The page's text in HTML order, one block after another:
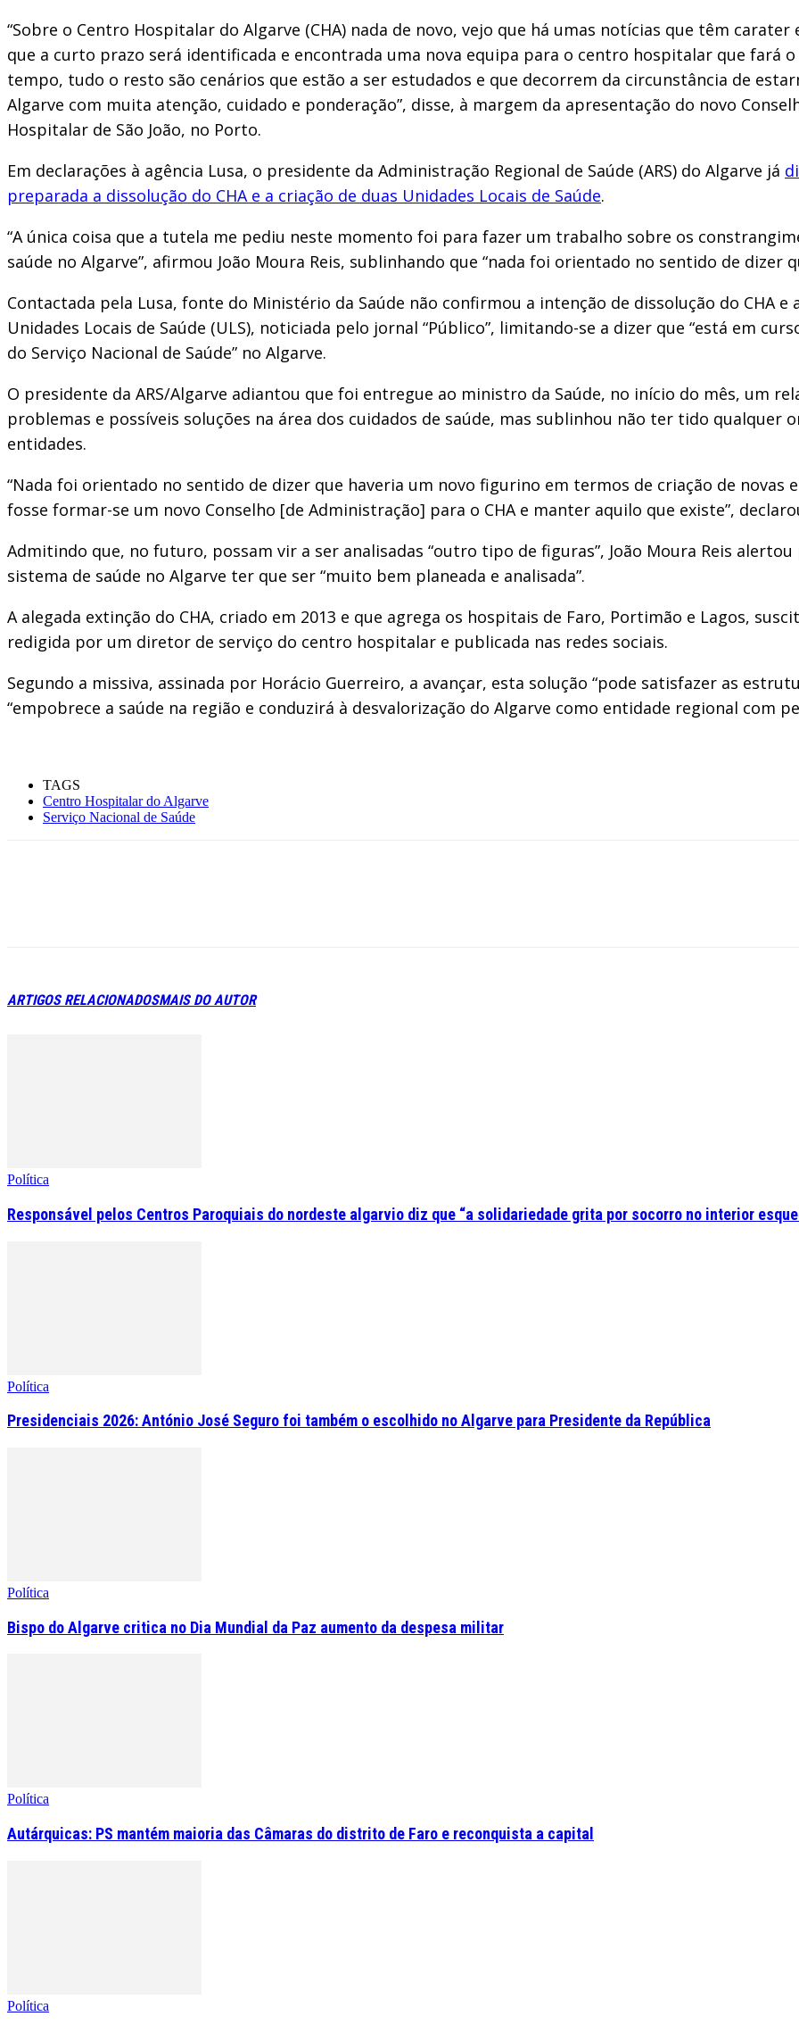
“Sobre o Centro Hospitalar do Algarve (CHA) nada de novo, vejo que há umas notícias que têm
que a curto prazo será identificada e encontrada uma nova equipa para o centro hospitalar que fará
tempo, tudo o resto são cenários que estão a ser estudados e que decorrem da circunstância de
Algarve com muita atenção, cuidado e ponderação”, disse, à margem da apresentação do novo
Hospitalar de São João, no Porto.
Em declarações à agência Lusa, o presidente da Administração Regional de Saúde (ARS) do Algarve já
preparada a dissolução do CHA e a criação de duas Unidades Locais de Saúde.
“A única coisa que a tutela me pediu neste momento foi para fazer um trabalho sobre os
saúde no Algarve”, afirmou João Moura Reis, sublinhando que “nada foi orientado no sentido de dizer
Contactada pela Lusa, fonte do Ministério da Saúde não confirmou a intenção de dissolução do CHA
Unidades Locais de Saúde (ULS), noticiada pelo jornal “Público”, limitando-se a dizer que “está em
do Serviço Nacional de Saúde” no Algarve.
O presidente da ARS/Algarve adiantou que foi entregue ao ministro da Saúde, no início do mês, um
problemas e possíveis soluções na área dos cuidados de saúde, mas sublinhou não ter tido qualquer
entidades.
“Nada foi orientado no sentido de dizer que haveria um novo figurino em termos de criação de
fosse formar-se um novo Conselho [de Administração] para o CHA e manter aquilo que existe”,
Admitindo que, no futuro, possam vir a ser analisadas “outro tipo de figuras”, João Moura Reis
sistema de saúde no Algarve ter que ser “muito bem planeada e analisada”.
A alegada extinção do CHA, criado em 2013 e que agrega os hospitais de Faro, Portimão e Lagos,
redigida por um diretor de serviço do centro hospitalar e publicada nas redes sociais.
Segundo a missiva, assinada por Horácio Guerreiro, a avançar, esta solução “pode satisfazer as
“empobrece a saúde na região e conduzirá à desvalorização do Algarve como entidade regional com
TAGS
Centro Hospitalar do Algarve
Serviço Nacional de Saúde
ARTIGOS RELACIONADOSMAIS DO AUTOR
Política
Responsável pelos Centros Paroquiais do nordeste algarvio diz que “a solidariedade grita por socorro no interior
Política
Presidenciais 2026: António José Seguro foi também o escolhido no Algarve para Presidente da República
Política
Bispo do Algarve critica no Dia Mundial da Paz aumento da despesa militar
Política
Autárquicas: PS mantém maioria das Câmaras do distrito de Faro e reconquista a capital
Política